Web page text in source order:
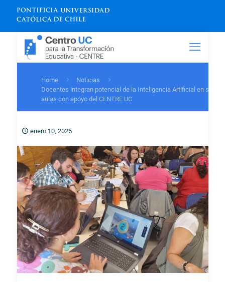
Home
Noticias
Docentes integran potencial de la Inteligencia Artificial en sus
aulas con apoyo del CENTRE UC
enero 10, 2025